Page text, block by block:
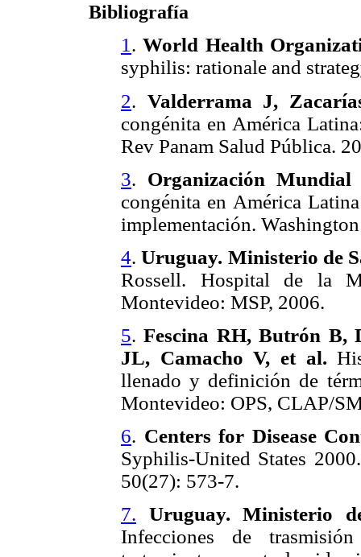
Bibliografía
1 .World Health
syphilis: rationale and
2. Valderrama J,
congénita en América
Rev Panam Salud Pública.
3. Organización
congénita en América
implementación.
4.Uruguay. Ministerio de
Rossell. Hospital de la
Montevideo: MSP, 2006.
5.Fescina RH, Butrón B,
JL, Camacho V, et al.
llenado y definición de
Montevideo: OPS, CLAP/
6. Centers for Disease
Syphilis-United States
50(27): 573-7.
7.
Uruguay. Ministerio
Infecciones de